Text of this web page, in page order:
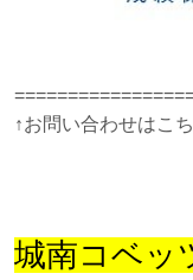
↑お問い合わせはこ
城南コベッ